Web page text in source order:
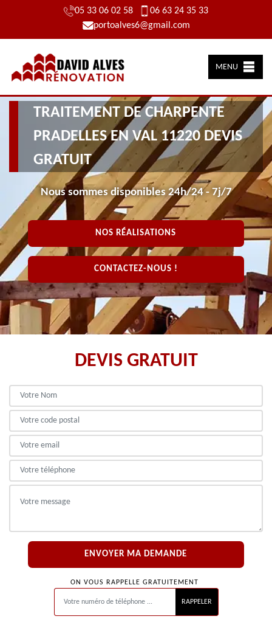
05 33 06 02 58
06 63 24 35 33
portoalves6@gmail.com
MENU
TRAITEMENT DE CHARPENTE
PRADELLES EN VAL 11220 DEVIS
GRATUIT
Nous sommes disponibles 24h/24 - 7j/7
NOS RÉALISATIONS
CONTACTEZ-NOUS !
DEVIS GRATUIT
ON VOUS RAPPELLE GRATUITEMENT